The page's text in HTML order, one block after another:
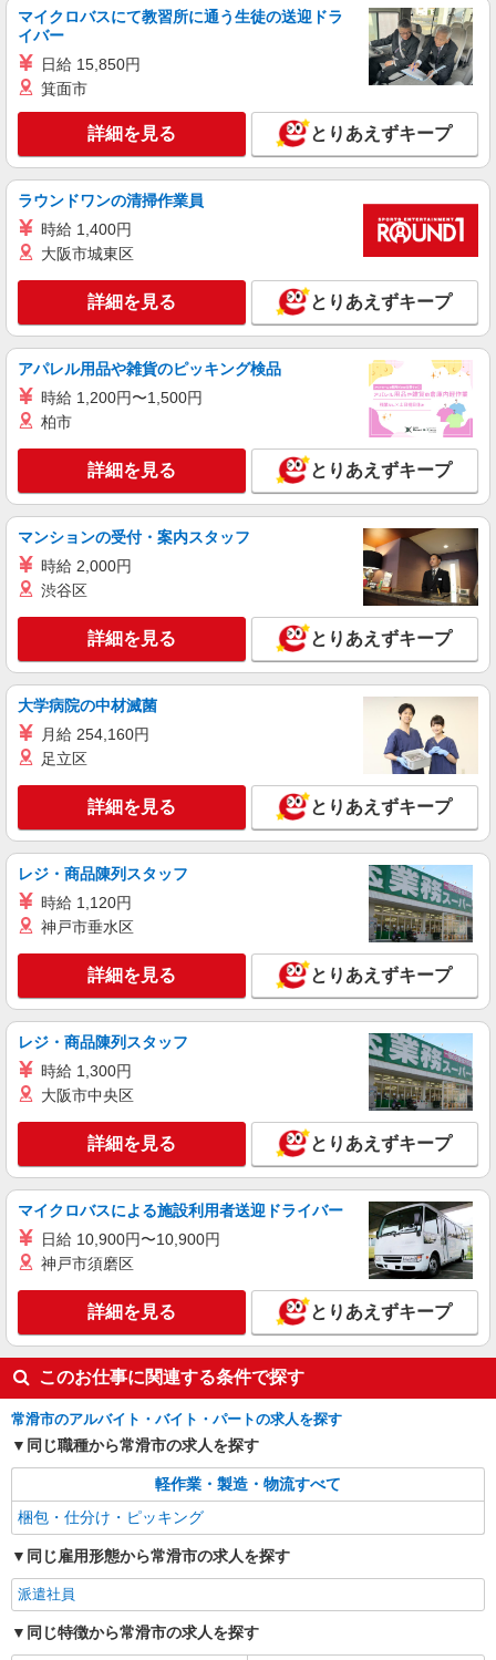
マイクロバスにて教習所に通う生徒の送迎ドラ
イバー
日給 15,850円
箕面市
詳細を見る とりあえずキープ
ラウンドワンの清掃作業員
時給 1,400円
大阪市城東区
詳細を見る とりあえずキープ
アパレル用品や雑貨のピッキング検品
時給 1,200円〜1,500円
柏市
詳細を見る とりあえずキープ
マンションの受付・案内スタッフ
時給 2,000円
渋谷区
詳細を見る とりあえずキープ
大学病院の中材滅菌
月給 254,160円
足立区
詳細を見る とりあえずキープ
レジ・商品陳列スタッフ
時給 1,120円
神戸市垂水区
詳細を見る とりあえずキープ
レジ・商品陳列スタッフ
時給 1,300円
大阪市中央区
詳細を見る とりあえずキープ
マイクロバスによる施設利用者送迎ドライバー
日給 10,900円〜10,900円
神戸市須磨区
詳細を見る とりあえずキープ
このお仕事に関連する条件で探す
常滑市のアルバイト・バイト・パートの求人を探す
同じ職種から常滑市の求人を探す
軽作業・製造・物流すべて
梱包・仕分け・ピッキング
同じ雇用形態から常滑市の求人を探す
派遣社員
同じ特徴から常滑市の求人を探す